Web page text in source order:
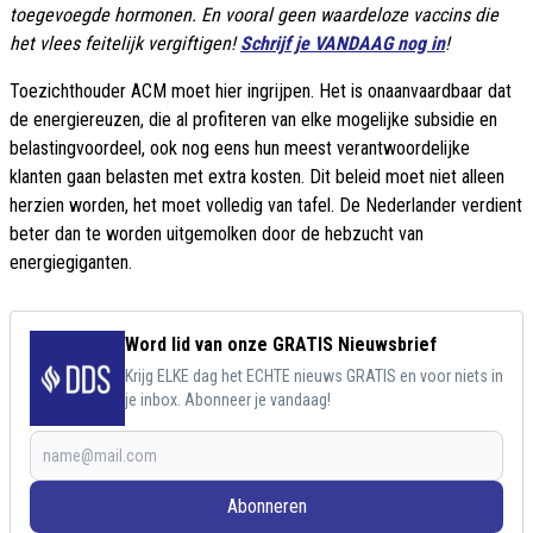
toegevoegde hormonen. En vooral geen waardeloze vaccins die
het vlees feitelijk vergiftigen!Schrijf je VANDAAG nog in!
Toezichthouder ACM moet hier ingrijpen. Het is onaanvaardbaar dat
de energiereuzen, die al profiteren van elke mogelijke subsidie en
belastingvoordeel, ook nog eens hun meest verantwoordelijke
klanten gaan belasten met extra kosten. Dit beleid moet niet alleen
herzien worden, het moet volledig van tafel. De Nederlander verdient
beter dan te worden uitgemolken door de hebzucht van
energiegiganten.
Word lid van onze GRATIS Nieuwsbrief
Krijg ELKE dag het ECHTE nieuws GRATIS en voor niets in
je inbox. Abonneer je vandaag!
Abonneren